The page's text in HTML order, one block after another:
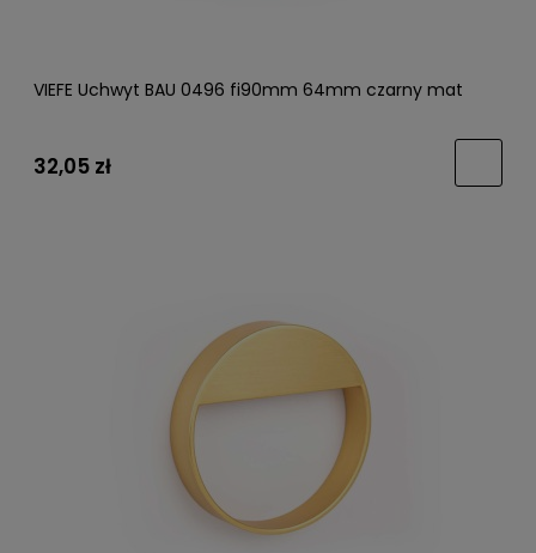
VIEFE Uchwyt BAU 0496 fi90mm 64mm czarny mat
32,05 zł